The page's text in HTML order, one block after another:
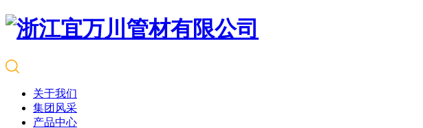
关于我们
集团风采
产品中心